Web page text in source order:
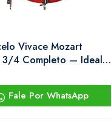
Vivace Mozart
3/4 Completo — Ideal
Jovens Músicos
Fale Por WhatsApp